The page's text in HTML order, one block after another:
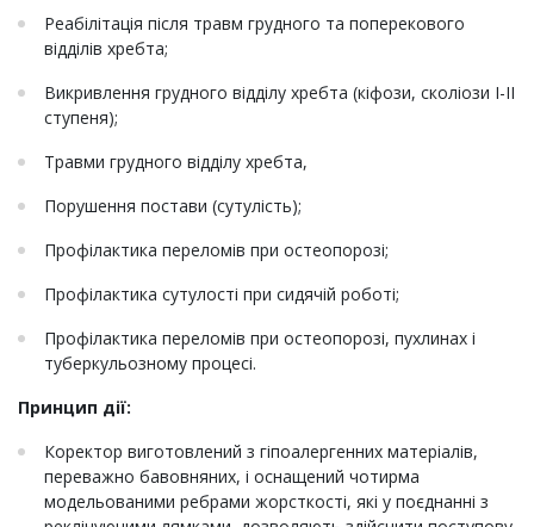
Реабілітація після травм грудного та поперекового
відділів хребта;
Викривлення грудного відділу хребта (кіфози, сколіози I-II
ступеня);
Травми грудного відділу хребта,
Порушення постави (сутулість);
Профілактика переломів при остеопорозі;
Профілактика сутулості при сидячій роботі;
Профілактика переломів при остеопорозі, пухлинах і
туберкульозному процесі.
Принцип дії:
Коректор виготовлений з гіпоалергенних матеріалів,
переважно бавовняних, і оснащений чотирма
модельованими ребрами жорсткості, які у поєднанні з